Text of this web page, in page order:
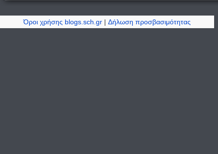
Όροι χρήσης blogs.sch.gr |Δήλωση προσβασιμότητας